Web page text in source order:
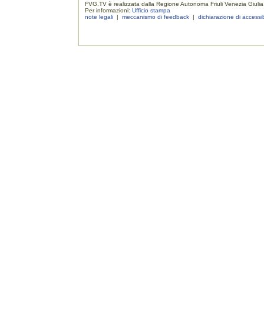
FVG.TV è realizzata dalla Regione Autonoma Friuli Venezia Giulia
Per informazioni:Ufficio stampa
note legali |meccanismo di feedback |dichiarazione di